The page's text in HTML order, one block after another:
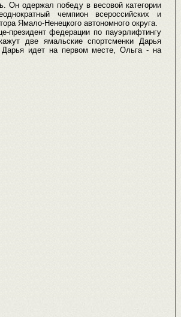
Он одержал победу в весовой категории
чемпион всероссийских и
Ямало-Ненецкого автономного округа.
президент федерации по пауэрлифтингу
две ямальские спортсменки Дарья
Дарья идет на первом месте, Ольга - на